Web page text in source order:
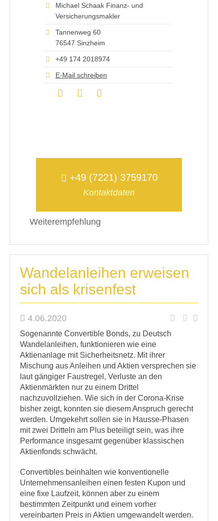
Michael Schaak Finanz- und
Versicherungsmakler
Tannenweg 60
76547 Sinzheim
+49 174 2018974
E-Mail schreiben
+49 (7221) 3759170
Kontaktdaten
Weiterempfehlung
Wandelanleihen erweisen
sich als krisenfest
4.06.2020
Sogenannte Convertible Bonds, zu Deutsch
Wandelanleihen, funktionieren wie eine
Aktienanlage mit Sicherheitsnetz. Mit ihrer
Mischung aus Anleihen und Aktien versprechen sie
laut gängiger Faustregel, Verluste an den
Aktienmärkten nur zu einem Drittel
nachzuvollziehen. Wie sich in der Corona-Krise
bisher zeigt, konnten sie diesem Anspruch gerecht
werden. Umgekehrt sollen sie in Hausse-Phasen
mit zwei Dritteln am Plus beteiligt sein, was ihre
Performance insgesamt gegenüber klassischen
Aktienfonds schwächt.
Convertibles beinhalten wie konventionelle
Unternehmensanleihen einen festen Kupon und
eine fixe Laufzeit, können aber zu einem
bestimmten Zeitpunkt und einem vorher
vereinbarten Preis in Aktien umgewandelt werden.